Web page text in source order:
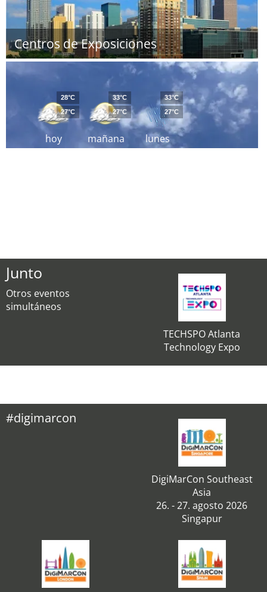
Centros de Exposiciones
hoy
28°C
27°C
mañana
33°C
27°C
lunes
33°C
27°C
Junto
Otros eventos
simultáneos
TECHSPO Atlanta
Technology Expo
#digimarcon
DigiMarCon Southeast
Asia
26. - 27. agosto 2026
Singapur